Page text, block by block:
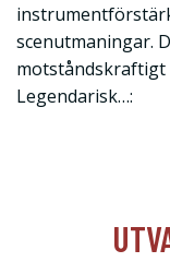
scenutmaningar.
motståndskraftigt
Legendarisk…: